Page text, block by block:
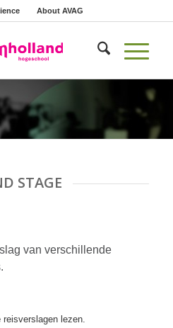
About AVAG
STAGE
van verschillende
reisverslagen lezen.